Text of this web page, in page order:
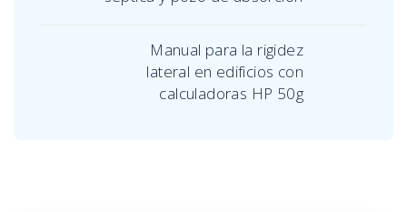
Manual para la rigidez
lateral en edificios con
calculadoras HP 50g